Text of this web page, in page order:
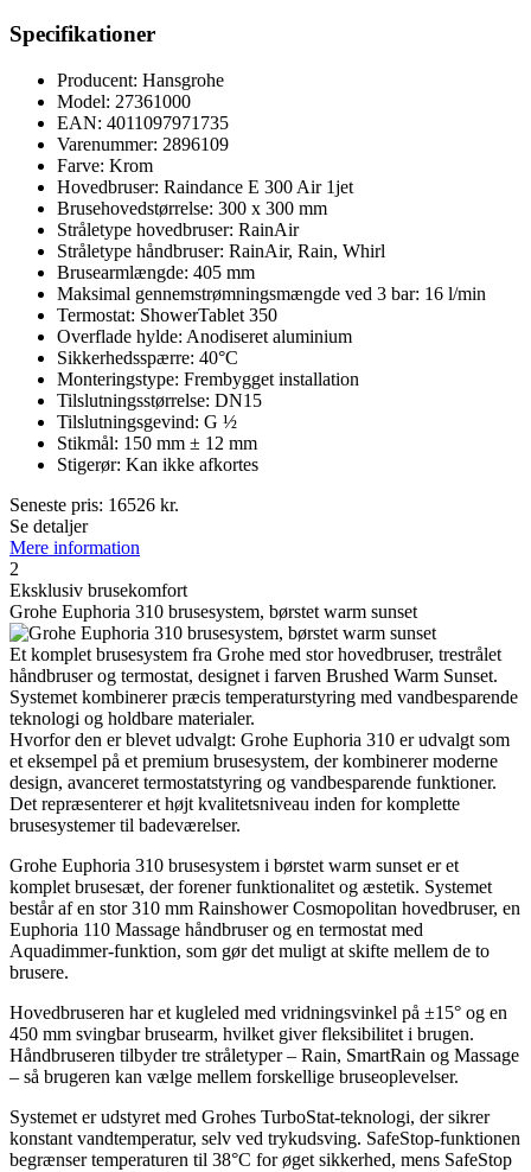
Specifikationer
Producent: Hansgrohe
Model: 27361000
EAN: 4011097971735
Varenummer: 2896109
Farve: Krom
Hovedbruser: Raindance E 300 Air 1jet
Brusehovedstørrelse: 300 x 300 mm
Stråletype hovedbruser: RainAir
Stråletype håndbruser: RainAir, Rain, Whirl
Brusearmlængde: 405 mm
Maksimal gennemstrømningsmængde ved 3 bar: 16 l/min
Termostat: ShowerTablet 350
Overflade hylde: Anodiseret aluminium
Sikkerhedsspærre: 40°C
Monteringstype: Frembygget installation
Tilslutningsstørrelse: DN15
Tilslutningsgevind: G ½
Stikmål: 150 mm ± 12 mm
Stigerør: Kan ikke afkortes
Seneste pris: 16526 kr.
Se detaljer
Mere information
2
Eksklusiv brusekomfort
Grohe Euphoria 310 brusesystem, børstet warm sunset
Et komplet brusesystem fra Grohe med stor hovedbruser, trestrålet
håndbruser og termostat, designet i farven Brushed Warm Sunset.
Systemet kombinerer præcis temperaturstyring med vandbesparende
teknologi og holdbare materialer.
Hvorfor den er blevet udvalgt: Grohe Euphoria 310 er udvalgt som
et eksempel på et premium brusesystem, der kombinerer moderne
design, avanceret termostatstyring og vandbesparende funktioner.
Det repræsenterer et højt kvalitetsniveau inden for komplette
brusesystemer til badeværelser.
Grohe Euphoria 310 brusesystem i børstet warm sunset er et
komplet brusesæt, der forener funktionalitet og æstetik. Systemet
består af en stor 310 mm Rainshower Cosmopolitan hovedbruser, en
Euphoria 110 Massage håndbruser og en termostat med
Aquadimmer-funktion, som gør det muligt at skifte mellem de to
brusere.
Hovedbruseren har et kugleled med vridningsvinkel på ±15° og en
450 mm svingbar brusearm, hvilket giver fleksibilitet i brugen.
Håndbruseren tilbyder tre stråletyper – Rain, SmartRain og Massage
– så brugeren kan vælge mellem forskellige bruseoplevelser.
Systemet er udstyret med Grohes TurboStat-teknologi, der sikrer
konstant vandtemperatur, selv ved trykudsving. SafeStop-funktionen
begrænser temperaturen til 38°C for øget sikkerhed, mens SafeStop